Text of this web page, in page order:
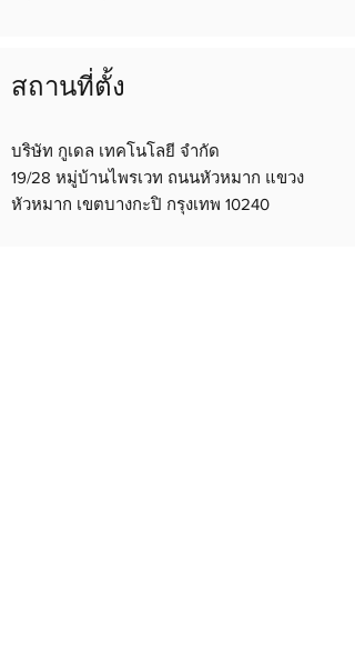
สถานที่ตั้ง
บริษัท กูเดล เทคโนโลยี จำกัด
19/28 หมู่บ้านไพรเวท ถนนหัวหมาก แขวง
หัวหมาก เขตบางกะปิ กรุงเทพ 10240